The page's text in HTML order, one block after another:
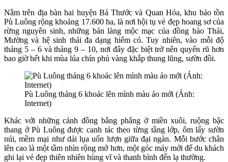
Nằm trên địa bàn hai huyện Bá Thước và Quan Hóa, khu bảo tồn
Pù Luông rộng khoảng 17.600 ha, là nơi hội tụ vẻ đẹp hoang sơ của
rừng nguyên sinh, những bản làng mộc mạc của đồng bào Thái,
Mường và hệ sinh thái đa dạng hiếm có. Tuy nhiên, vào mỗi độ
tháng 5 – 6 và tháng 9 – 10, nơi đây đặc biệt trở nên quyến rũ hơn
bao giờ hết khi mùa lúa chín phủ vàng khắp thung lũng, sườn đồi.
Pù Luông tháng 6 khoác lên mình màu áo mới (Ảnh:
Internet)
Khác với những cánh đồng bằng phẳng ở miền xuôi, ruộng bậc
thang ở Pù Luông được canh tác theo từng tầng lớp, ôm lấy sườn
núi, mềm mại như dải lụa uốn lượn giữa đại ngàn. Mỗi bước chân
lên cao là một tầm nhìn rộng mở hơn, một góc máy mới để du khách
ghi lại vẻ đẹp thiên nhiên hùng vĩ và thanh bình đến lạ thường.